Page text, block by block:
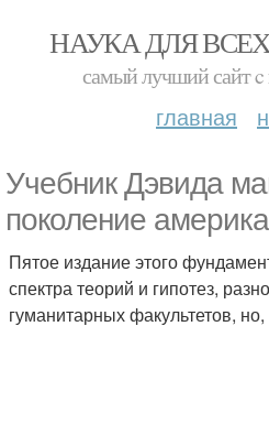
НАУКА ДЛЯ
самый лучший сайт c
главная
Учебник Дэвида
поколение
Пятое издание этого
спектра теорий и гипотез,
гуманитарных факультетов,